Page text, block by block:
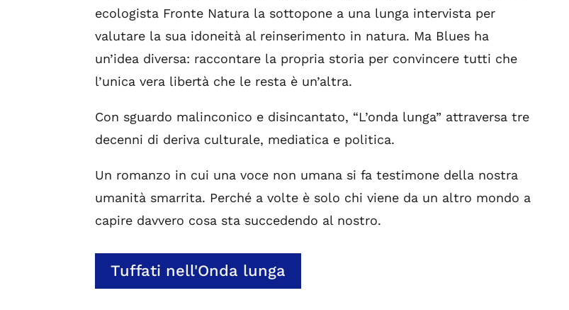
ecologista Fronte Natura la sottopone a una lunga intervista per
valutare la sua idoneità al reinserimento in natura. Ma Blues ha
un’idea diversa: raccontare la propria storia per convincere tutti che
l’unica vera libertà che le resta è un’altra.
Con sguardo malinconico e disincantato, “L’onda lunga” attraversa tre
decenni di deriva culturale, mediatica e politica.
Un romanzo in cui una voce non umana si fa testimone della nostra
umanità smarrita. Perché a volte è solo chi viene da un altro mondo a
capire davvero cosa sta succedendo al nostro.
Tuffati nell'Onda lunga